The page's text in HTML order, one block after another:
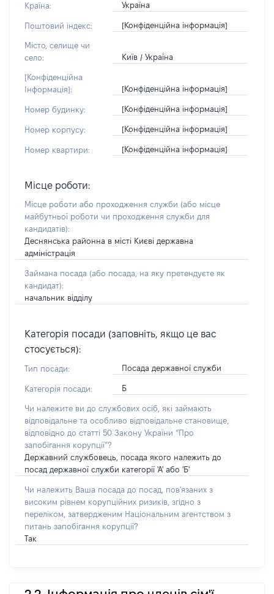
Країна: Україна
Поштовий індекс: [Конфіденційна інформація]
Місто, селище чи
село:
Київ / Україна
[Конфіденційна
Інформація]:
[Конфіденційна інформація]
Номер будинку: [Конфіденційна інформація]
Номер корпусу: [Конфіденційна інформація]
Номер квартири: [Конфіденційна інформація]
Місце роботи:
Місце роботи або проходження служби (або місце
майбутньої роботи чи проходження служби для
кандидатів):
Деснянська районна в місті Києві державна
адміністрація
Займана посада (або посада, на яку претендуєте як
кандидат):
начальник відділу
Категорія посади (заповніть, якщо це вас
стосується):
Тип посади: Посада державної служби
Категорія посади: Б
Чи належите ви до службових осіб, які займають
відповідальне та особливо відповідальне становище,
відповідно до статті 50 Закону України “Про
запобігання корупції”?
Державний службовець, посада якого належить до
посад державної служби категорії 'А' або 'Б'
Чи належить Ваша посада до посад, пов'язаних з
високим рівнем корупційних ризиків, згідно з
переліком, затвердженим Національним агентством з
питань запобігання корупції?
Так